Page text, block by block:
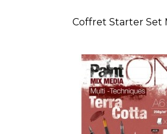
Coffret Starter Set